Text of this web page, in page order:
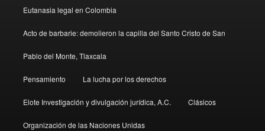
Eutanasia legal en Colombia
Acto de barbarie: demolieron la capilla del Santo Cristo de San
Pablo del Monte, Tlaxcala
Pensamiento La lucha por los derechos
Elote Investigación y divulgación jurídica, A.C. Clásicos
Organización de las Naciones Unidas